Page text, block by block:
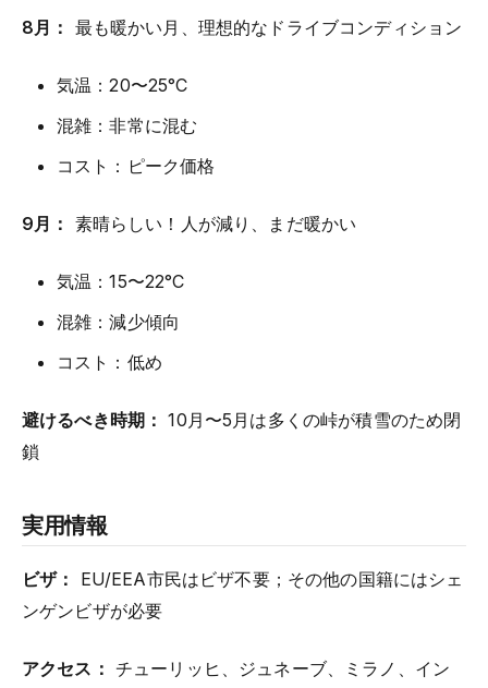
8月： 最も暖かい月、理想的なドライブコンディション
気温：20〜25°C
混雑：非常に混む
コスト：ピーク価格
9月： 素晴らしい！人が減り、まだ暖かい
気温：15〜22°C
混雑：減少傾向
コスト：低め
避けるべき時期： 10月〜5月は多くの峠が積雪のため閉
鎖
実用情報
ビザ：
EU/EEA市民はビザ不要；その他の国籍にはシェ
ンゲンビザが必要
アクセス： チューリッヒ、ジュネーブ、ミラノ、イン